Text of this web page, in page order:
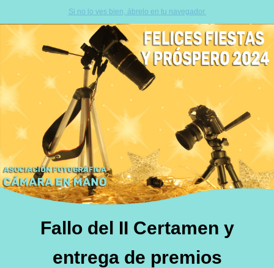
Si no lo ves bien, ábrelo en tu navegador.
Fallo del II Certamen y
entrega de premios